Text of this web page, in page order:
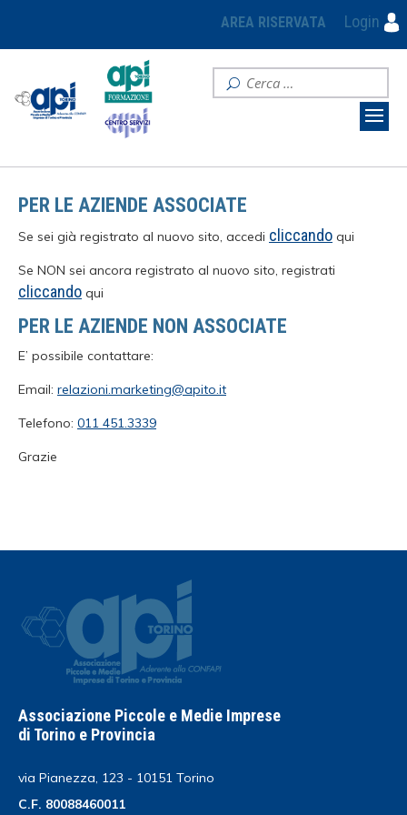
AREA RISERVATA Login
PER LE AZIENDE ASSOCIATE
Se sei già registrato al nuovo sito, accedi cliccando qui
Se NON sei ancora registrato al nuovo sito, registrati
cliccando qui
PER LE AZIENDE NON ASSOCIATE
E’ possibile contattare:
Email: relazioni.marketing@apito.it
Telefono: 011 451.3339
Grazie
Associazione Piccole e Medie Imprese
di Torino e Provincia
via Pianezza, 123 - 10151 Torino
C.F. 80088460011